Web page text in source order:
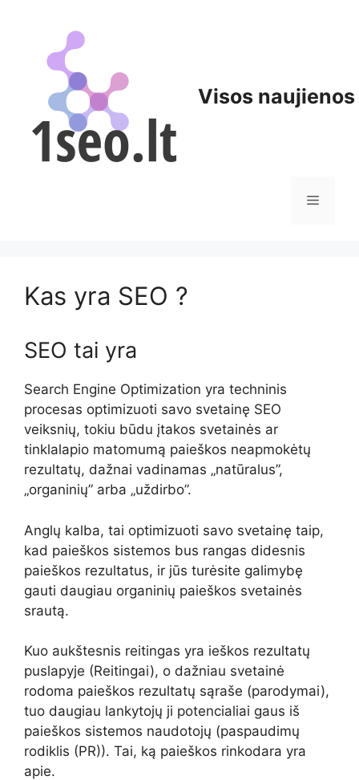
Visos
Meniu
Kas yra SEO ?
SEO tai yra
Search Engine Optimization yra techninis
procesas optimizuoti savo svetainę SEO
veiksnių, tokiu būdu įtakos svetainės ar
tinklalapio matomumą paieškos neapmokėtų
rezultatų, dažnai vadinamas „natūralus”,
„organinių” arba „uždirbo”.
Anglų kalba, tai optimizuoti savo svetainę taip,
kad paieškos sistemos bus rangas didesnis
paieškos rezultatus, ir jūs turėsite galimybę
gauti daugiau organinių paieškos svetainės
srautą.
Kuo aukštesnis reitingas yra ieškos rezultatų
puslapyje (Reitingai), o dažniau svetainė
rodoma paieškos rezultatų sąraše (parodymai),
tuo daugiau lankytojų ji potencialiai gaus iš
paieškos sistemos naudotojų (paspaudimų
rodiklis (PR)). Tai, ką paieškos rinkodara yra
apie.